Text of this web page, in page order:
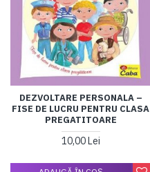
DEZVOLTARE PERSONALA –
FISE DE LUCRU PENTRU CLASA
PREGATITOARE
10,00 Lei